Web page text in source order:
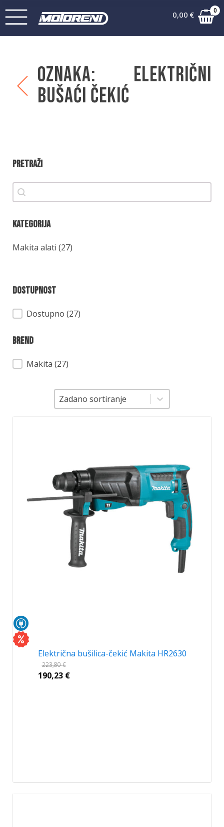
0,00 € 0
Oznaka: Električni
bušaći čekić
Pretraži
Pretraži
Pretraži
Kategorija
Kategorija
Makita alati (27)
Dostupnost
Dostupnost
Dostupno (27)
Brend
Brend
Makita (27)
Sortiranje
Zadano sortiranje
Sortiranje
Električna bušilica-čekić Makita HR2630
223,80€
190,23 €